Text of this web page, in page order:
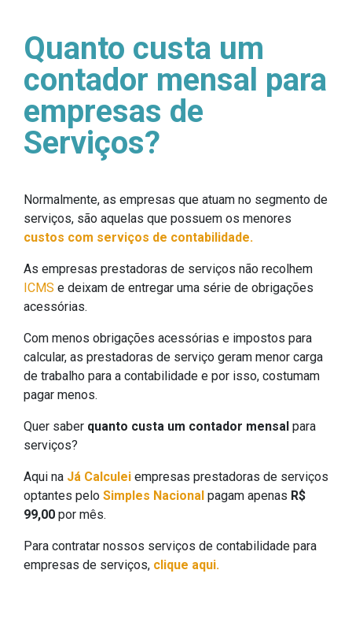
Quanto custa um
contador mensal para
empresas de
Serviços?
Normalmente, as empresas que atuam no segmento de
serviços, são aquelas que possuem os menores
custos com serviços de contabilidade.
As empresas prestadoras de serviços não recolhem
ICMS e deixam de entregar uma série de obrigações
acessórias.
Com menos obrigações acessórias e impostos para
calcular, as prestadoras de serviço geram menor carga
de trabalho para a contabilidade e por isso, costumam
pagar menos.
Quer saber quanto custa um contador mensal para
serviços?
Aqui na Já Calculei empresas prestadoras de serviços
optantes pelo Simples Nacional pagam apenas R$
99,00 por mês.
Para contratar nossos serviços de contabilidade para
empresas de serviços, clique aqui.